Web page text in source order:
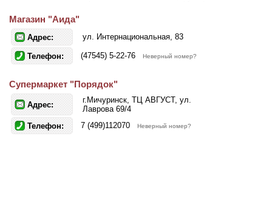
Магазин "Аида"
Адрес: ул. Интернациональная, 83
Телефон: (47545) 5-22-76 Неверный номер?
Супермаркет "Порядок"
Адрес:
г.Мичуринск, ТЦ АВГУСТ, ул.
Лаврова 69/4
Телефон:
7 (499)112070 Неверный номер?